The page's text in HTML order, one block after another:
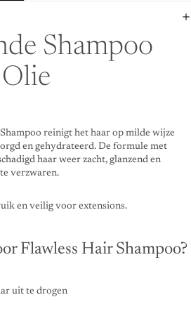
Shampoo
reinigt het haar op milde wijze
en gehydrateerd. De formule met
haar weer zacht, glanzend en
verzwaren.
en veilig voor extensions.
Flawless Hair Shampoo?
uit te drogen